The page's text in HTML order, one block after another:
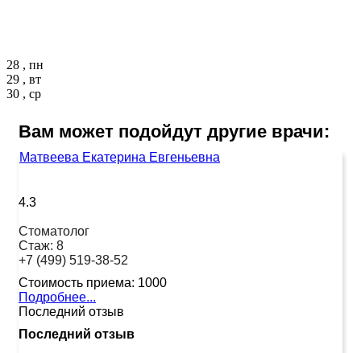
28 , пн
29 , вт
30 , ср
Вам может подойдут другие врачи:
Матвеева Екатерина Евгеньевна
4.3
Стоматолог
Стаж: 8
+7 (499) 519-38-52
Стоимость приема: 1000
Подробнее...
Последний отзыв
Последний отзыв